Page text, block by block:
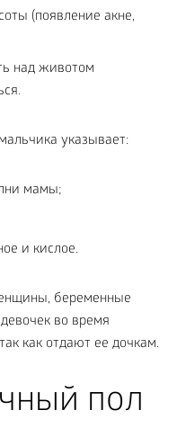
(появление акне,
над животом
указывает:
мамы;
и кислое.
беременные
во время
как отдают ее дочкам.
пол